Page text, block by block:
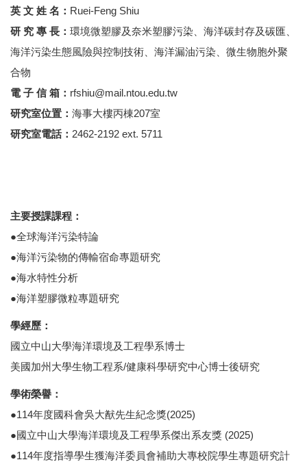
英 文 姓 名： Ruei-Feng Shiu
研 究 專 長： 環境微塑膠及奈米塑膠污染、海洋碳封存及碳匯、
海洋污染生態風險與控制技術、海洋漏油污染、微生物胞外聚
合物
電 子 信 箱： rfshiu@mail.ntou.edu.tw
研究室位置： 海事大樓丙棟207室
研究室電話： 2462-2192 ext. 5711
主要授課課程：
●全球海洋污染特論
●海洋污染物的傳輸宿命專題研究
●海水特性分析
●海洋塑膠微粒專題研究
學經歷：
國立中山大學海洋環境及工程學系博士
美國加州大學生物工程系/健康科學研究中心博士後研究
學術榮譽：
●114年度國科會吳大猷先生紀念獎(2025)
●國立中山大學海洋環境及工程學系傑出系友獎 (2025)
●114年度指導學生獲海洋委員會補助大專校院學生專題研究計